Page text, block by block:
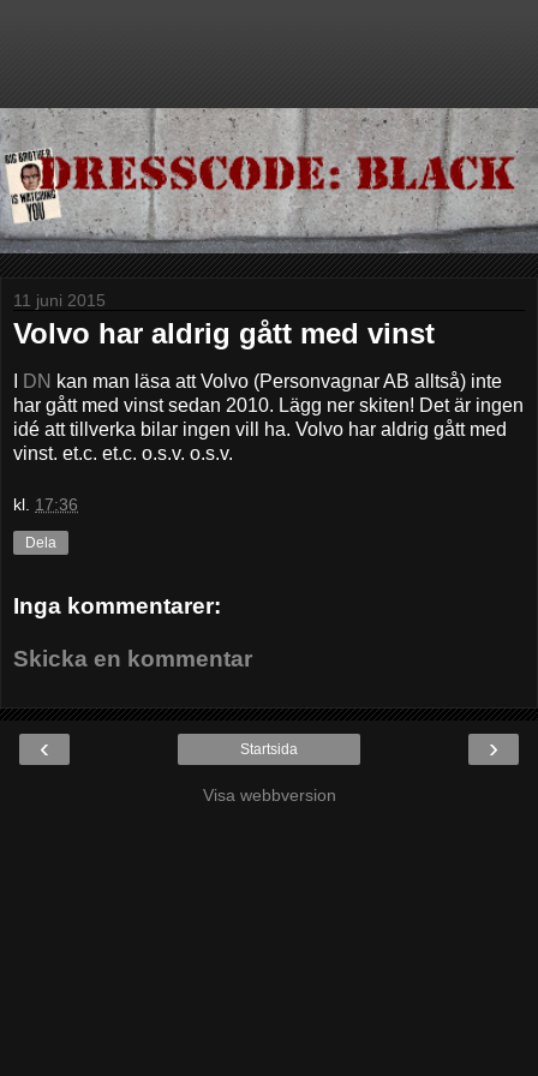
11 juni 2015
Volvo har aldrig gått med vinst
DN kan man läsa att Volvo (Personvagnar AB alltså) inte
har gått med vinst sedan 2010. Lägg ner skiten! Det är ingen
idé att tillverka bilar ingen vill ha. Volvo har aldrig gått med
vinst. et.c. et.c. o.s.v. o.s.v.
kl. 17:36
Dela
Inga kommentarer:
Skicka en kommentar
‹ ›
Startsida
Visa webbversion